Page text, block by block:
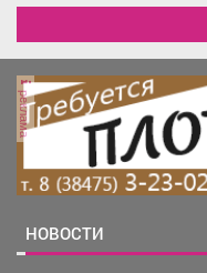
реклама
НОВОСТИ